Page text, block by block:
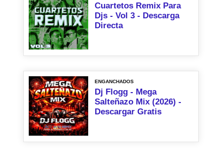
Cuartetos Remix Para
Djs - Vol 3 - Descarga
Directa
ENGANCHADOS
Dj Flogg - Mega
Salteñazo Mix (2026) -
Descargar Gratis